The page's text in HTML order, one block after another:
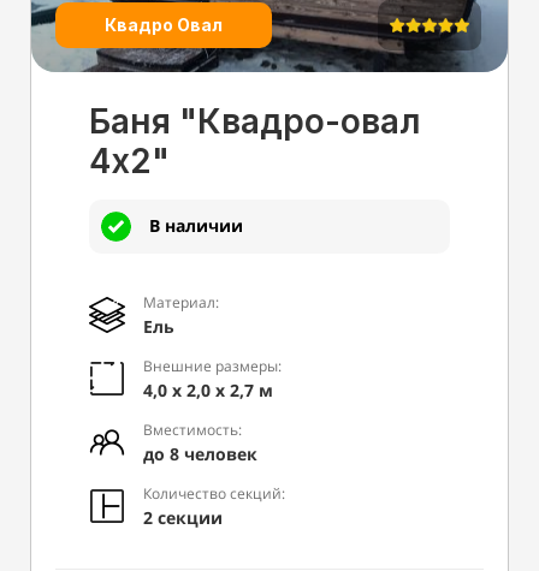
Квадро Овал
Баня "Квадро-овал
4х2"
В наличии
Материал:
Ель
Внешние размеры:
4,0 х 2,0 х 2,7 м
Вместимость:
до 8 человек
Количество секций:
2 секции